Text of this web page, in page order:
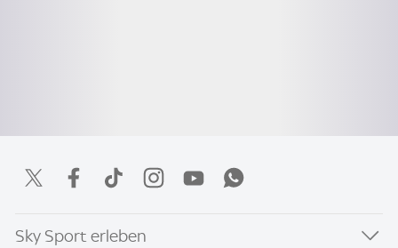
Sky Sport erleben